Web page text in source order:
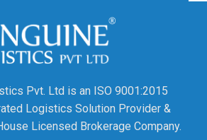
Pvt. Ltd is an ISO 9001:2015
Logistics Solution Provider &
Licensed Brokerage Company.